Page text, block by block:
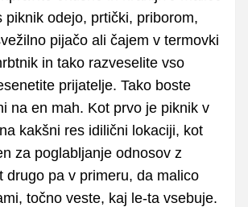
piknik odejo, prtički, priborom,
pijačo ali čajem v termovki
in tako razveselite vso
prijatelje. Tako boste
na en mah. Kot prvo je piknik v
kakšni res idilični lokaciji, kot
za poglabljanje odnosov z
drugo pa v primeru, da malico
točno veste, kaj le-ta vsebuje.